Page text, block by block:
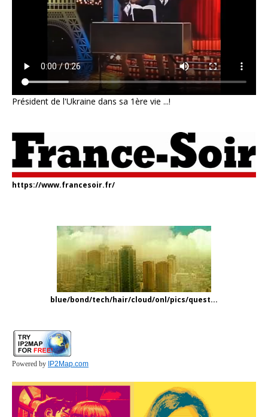
Président de l'Ukraine dans sa 1ère vie ...!
https://www.francesoir.fr/
blue/bond/tech/hair/cloud/onl/pics/quest...
Powered by IP2Map.com